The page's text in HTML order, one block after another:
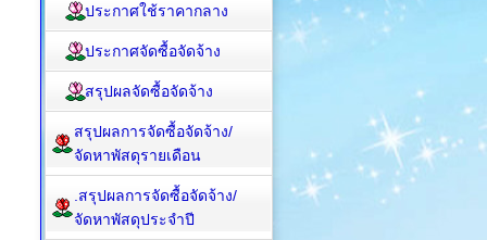
ประกาศใช้ราคากลาง
ประกาศจัดซื้อจัดจ้าง
สรุปผลจัดซื้อจัดจ้าง
สรุปผลการจัดซื้อจัดจ้าง/
จัดหาพัสดุรายเดือน
.สรุปผลการจัดซื้อจัดจ้าง/
จัดหาพัสดุประจำปี